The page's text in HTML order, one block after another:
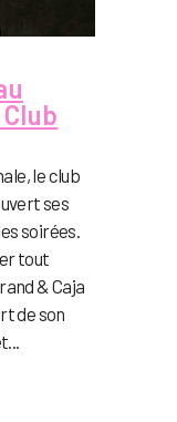
le club
ses
soirées.
tout
& Caja
de son